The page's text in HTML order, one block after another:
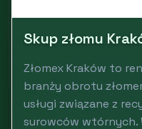
Skup złomu
Złomex Kraków to
branży obrotu
usługi związane z
surowców wtórnych.